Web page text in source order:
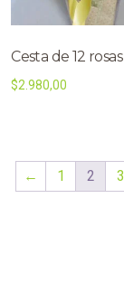
Cesta de 12 rosas
$2.980,00
← 1 2 3